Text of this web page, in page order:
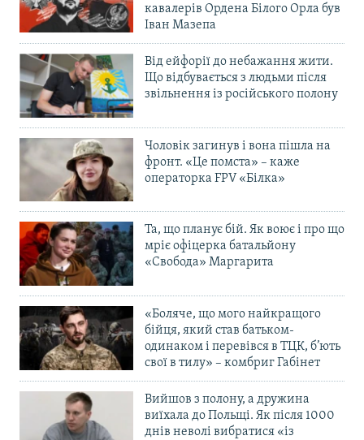
кавалерів Ордена Білого Орла був
Іван Мазепа
Від ейфорії до небажання жити.
Що відбувається з людьми після
звільнення із російського полону
Чоловік загинув і вона пішла на
фронт. «Це помста» – каже
операторка FPV «Білка»
Та, що планує бій. Як воює і про що
мріє офіцерка батальйону
«Свобода» Маргарита
«Боляче, що мого найкращого
бійця, який став батьком-
одинаком і перевівся в ТЦК, б’ють
свої в тилу» – комбриг Габінет
Вийшов з полону, а дружина
виїхала до Польщі. Як після 1000
днів неволі вибратися «із